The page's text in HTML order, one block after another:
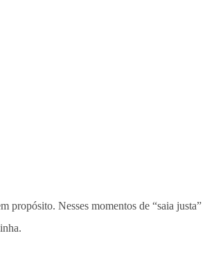
propósito. Nesses momentos de “saia justa”